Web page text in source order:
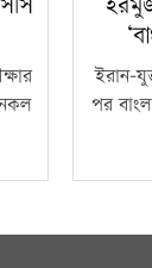
নকল
ইরান-
পর